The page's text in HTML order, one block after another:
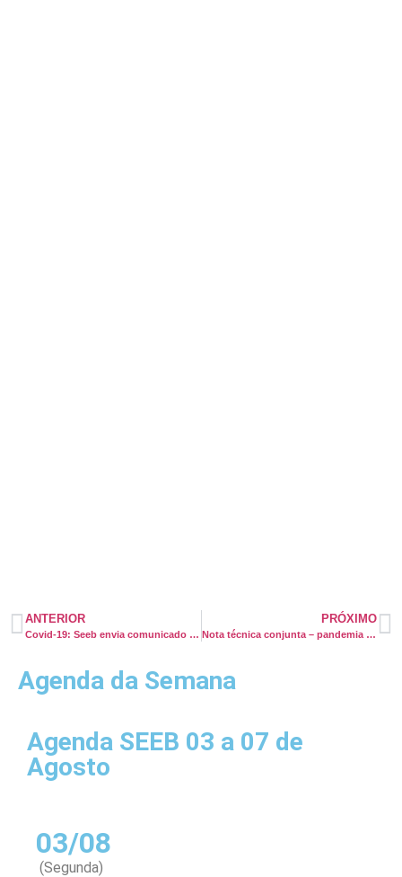
ANTERIOR
Covid-19: Seeb envia comunicado à Sesab e aos hospitais privados e filantrópicos
PRÓXIMO
Nota técnica conjunta – pandemia do Covid-19: Para assegurar a igualdade de oportunidades e tratamento no trabalho para trabalhadores(a)
Agenda da Semana
Agenda SEEB 03 a 07 de
Agosto
03/08
(Segunda)